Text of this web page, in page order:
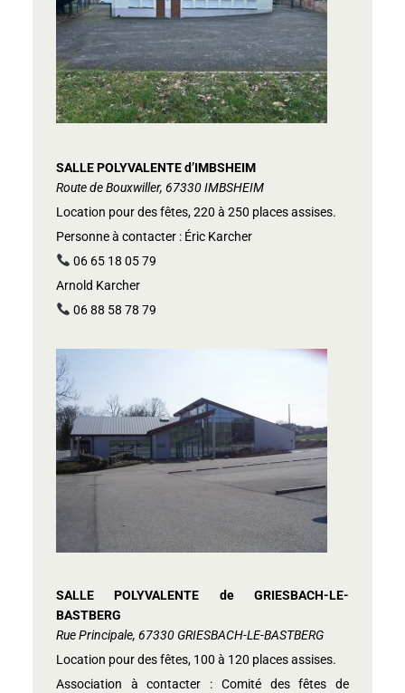
SALLE POLYVALENTE d’IMBSHEIM
Route de Bouxwiller, 67330 IMBSHEIM
Location pour des fêtes, 220 à 250 places assises.
Personne à contacter : Éric Karcher
06 65 18 05 79
Arnold Karcher
06 88 58 78 79
SALLE POLYVALENTE de GRIESBACH-LE-
BASTBERG
Rue Principale, 67330 GRIESBACH-LE-BASTBERG
Location pour des fêtes, 100 à 120 places assises.
Association à contacter : Comité des fêtes de